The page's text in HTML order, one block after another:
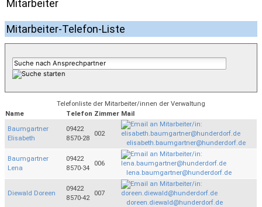
Mitarbeiter
Mitarbeiter-Telefon-Liste
Telefonliste der Mitarbeiter/innen der Verwaltung
Name
Telefon Zimmer Mail
Baumgartner
Elisabeth
09422
8570-28
002
elisabeth.baumgartner@hunderdorf.de
Baumgartner
Lena
09422
8570-34
006
lena.baumgartner@hunderdorf.de
Diewald Doreen
09422
8570-42
007
doreen.diewald@hunderdorf.de